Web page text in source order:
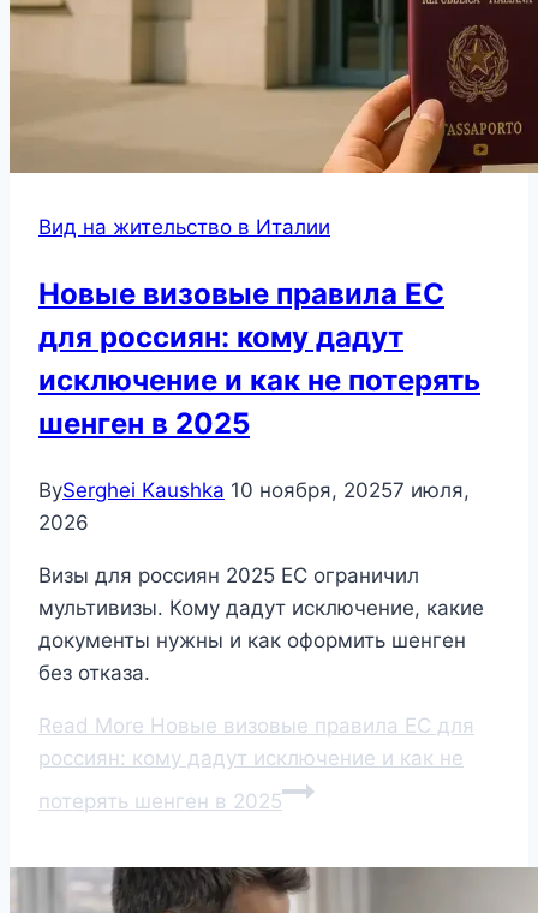
Вид на жительство в Италии
Новые визовые правила ЕС
для россиян: кому дадут
исключение и как не потерять
шенген в 2025
BySerghei Kaushka 10 ноября, 20257 июля,
2026
Визы для россиян 2025 ЕС ограничил
мультивизы. Кому дадут исключение, какие
документы нужны и как оформить шенген
без отказа.
Read More Новые визовые правила ЕС для
россиян: кому дадут исключение и как не
потерять шенген в 2025